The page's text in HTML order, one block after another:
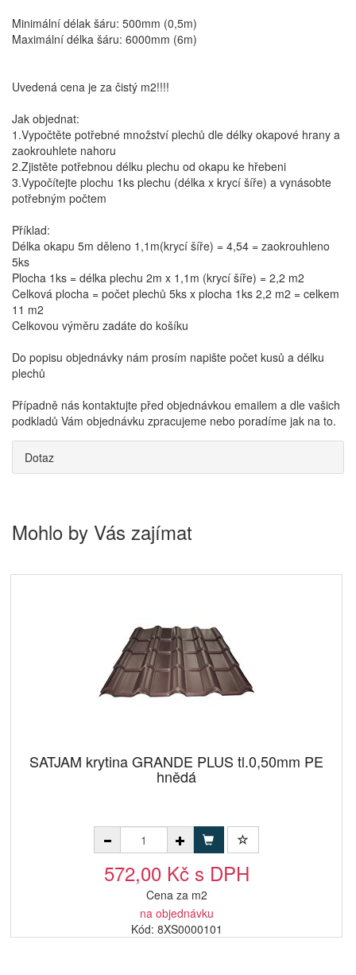
Minimální délak šáru: 500mm (0,5m)
Maximální délka šáru: 6000mm (6m)
Uvedená cena je za čistý m2!!!!
Jak objednat:
1.Vypočtěte potřebné množství plechů dle délky okapové hrany a
zaokrouhlete nahoru
2.Zjistěte potřebnou délku plechu od okapu ke hřebeni
3.Vypočítejte plochu 1ks plechu (délka x krycí šíře) a vynásobte
potřebným počtem
Příklad:
Délka okapu 5m děleno 1,1m(krycí šíře) = 4,54 = zaokrouhleno
5ks
Plocha 1ks = délka plechu 2m x 1,1m (krycí šíře) = 2,2 m2
Celková plocha = počet plechů 5ks x plocha 1ks 2,2 m2 = celkem
11 m2
Celkovou výměru zadáte do košíku
Do popisu objednávky nám prosím napište počet kusů a délku
plechů
Případně nás kontaktujte před objednávkou emailem a dle vašich
podkladů Vám objednávku zpracujeme nebo poradíme jak na to.
Dotaz
Mohlo by Vás zajímat
SATJAM krytina GRANDE PLUS tl.0,50mm PE
hnědá
572,00 Kč s DPH
Cena za m2
na objednávku
Kód: 8XS0000101